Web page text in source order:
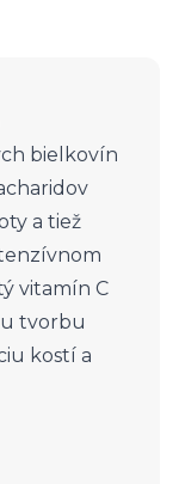
bielkovín
a tiež
vitamín C
tvorbu
kostí a